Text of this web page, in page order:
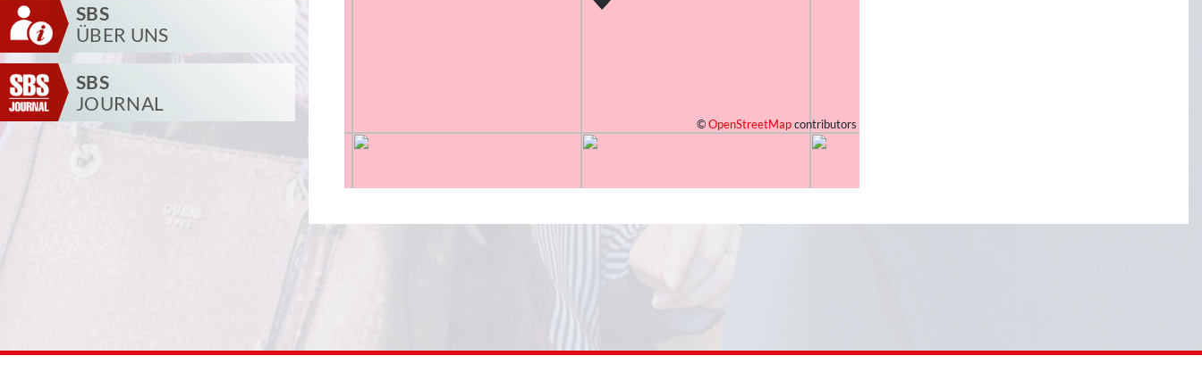
SBS
ÜBER UNS
SBS
JOURNAL
©OpenStreetMapcontributors